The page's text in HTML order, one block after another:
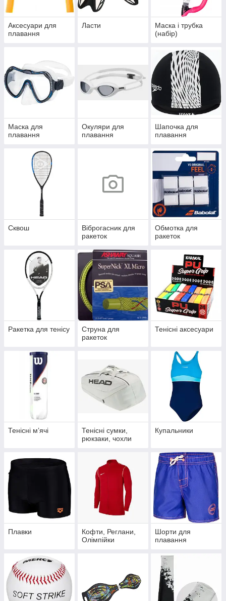
Аксесуари для
плавання
Ласти
Маска і трубка
(набір)
Маска для
плавання
Окуляри для
плавання
Шапочка для
плавання
Сквош
Віброгасник для
ракеток
Обмотка для
ракеток
Ракетка для тенісу
Струна для
ракеток
Тенісні аксесуари
Тенісні мʼячі
Тенісні сумки,
рюкзаки, чохли
Купальники
Плавки
Кофти, Реглани,
Олімпійки
Шорти для
плавання